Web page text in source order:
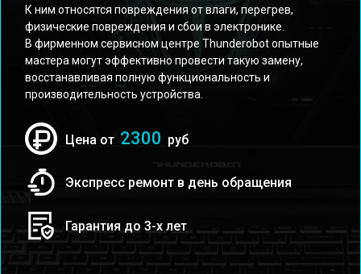
К ним относятся повреждения от влаги, перегрев,
физические повреждения и сбои в электронике.
В фирменном сервисном центре Thunderobot опытные
мастера могут эффективно провести такую замену,
восстанавливая полную функциональность и
производительность устройства.
Цена от 2300 руб
Экспресс ремонт в день обращения
Гарантия до 3-х лет